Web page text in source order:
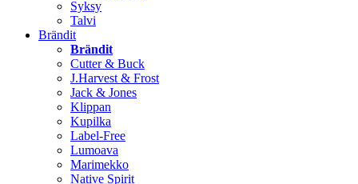
Syksy
Talvi
Brändit
Brändit
Cutter & Buck
J.Harvest & Frost
Jack & Jones
Klippan
Kupilka
Label-Free
Lumoava
Marimekko
Native Spirit